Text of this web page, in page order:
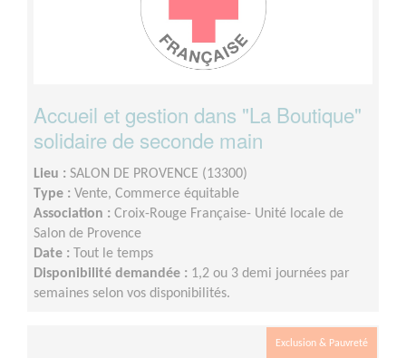
Accueil et gestion dans "La Boutique"
solidaire de seconde main
Lieu : SALON DE PROVENCE (13300)
Type : Vente, Commerce équitable
Association : Croix-Rouge Française- Unité locale de
Salon de Provence
Date : Tout le temps
Disponibilité demandée : 1,2 ou 3 demi journées par
semaines selon vos disponibilités.
Exclusion & Pauvreté